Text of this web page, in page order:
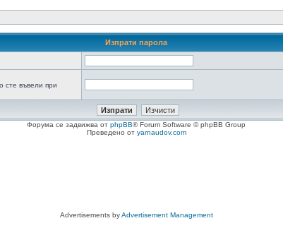
Изпрати парола
сте въвели при
Форума се задвижва от phpBB® Forum Software © phpBB Group
Преведено от yarnaudov.com
Advertisements byAdvertisement Management